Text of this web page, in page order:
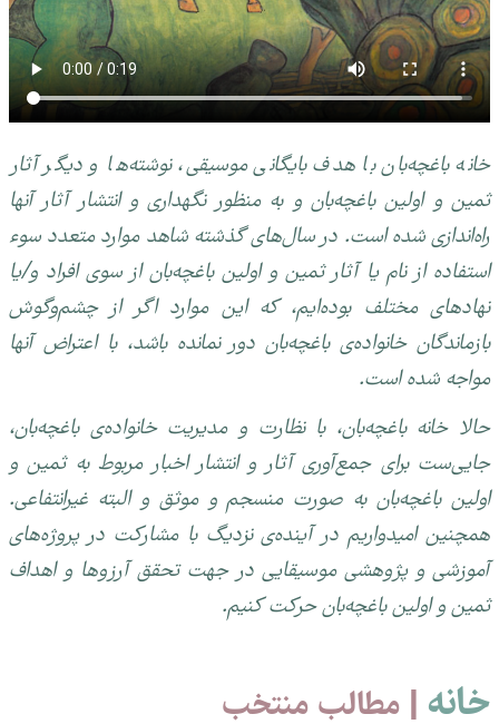
خانه باغچه‌بان با هدف بایگانی موسیقی، نوشته‌ها و دیگر آثار
ثمین و اولین باغچه‌بان و به منظور نگهداری و انتشار آثار آنها
راه‌اندازی شده است. در سال‌های گذشته شاهد موارد متعدد سوء
استفاده از نام یا آثار ثمین و اولین باغچه‌بان از سوی افراد و/یا
نهادهای مختلف بوده‌ایم، که این موارد اگر از چشم‌و‌گوش
بازماندگان خانواده‌ی باغچه‌بان دور نمانده باشد، با اعتراض آنها
مواجه شده است.
حالا خانه باغچه‌بان، با نظارت و مدیریت خانواده‌ی باغچه‌بان،
جایی‌ست برای جمع‌آوری آثار و انتشار اخبار مربوط به ثمین و
اولین باغچه‌بان به صورت منسجم و موثق و البته غیرانتفاعی.
همچنین امیدواریم در آینده‌ی نزدیگ با مشارکت در پروژه‌های
آموزشی و پژوهشی موسیقایی در جهت تحقق آرزوها و اهداف
ثمین و اولین باغچه‌بان حرکت کنیم.
خانه | مطالب منتخب